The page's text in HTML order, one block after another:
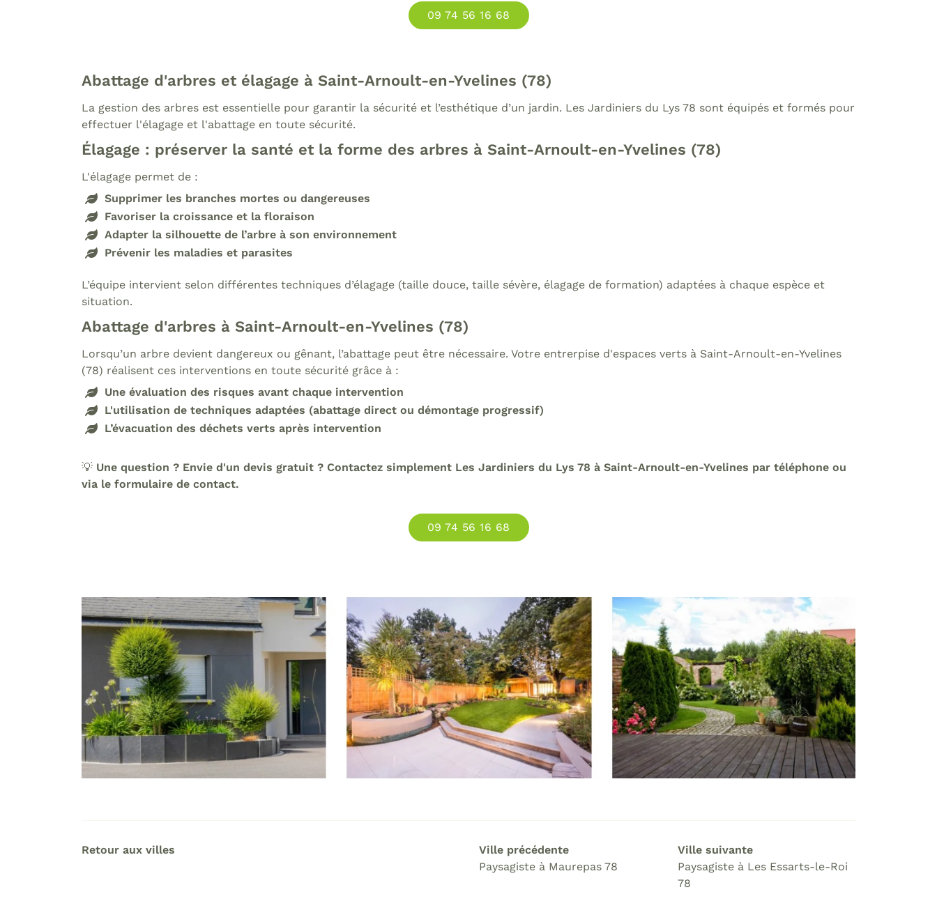
09 74 56 16 68
Abattage d'arbres et élagage à Saint-Arnoult-en-Yvelines (78)
La gestion des arbres est essentielle pour garantir la sécurité et l’esthétique d’un jardin. Les Jardiniers du Lys 78 sont équipés et formés pour
effectuer l'élagage et l'abattage en toute sécurité.
Élagage : préserver la santé et la forme des arbres à Saint-Arnoult-en-Yvelines (78)
L'élagage permet de :
Supprimer les branches mortes ou dangereuses
Favoriser la croissance et la floraison
Adapter la silhouette de l’arbre à son environnement
Prévenir les maladies et parasites
L’équipe intervient selon différentes techniques d’élagage (taille douce, taille sévère, élagage de formation) adaptées à chaque espèce et
situation.
Abattage d'arbres à Saint-Arnoult-en-Yvelines (78)
Lorsqu’un arbre devient dangereux ou gênant, l’abattage peut être nécessaire. Votre entrerpise d'espaces verts à Saint-Arnoult-en-Yvelines
(78) réalisent ces interventions en toute sécurité grâce à :
Une évaluation des risques avant chaque intervention
L'utilisation de techniques adaptées (abattage direct ou démontage progressif)
L’évacuation des déchets verts après intervention
💡 Une question ? Envie d'un devis gratuit ? Contactez simplement Les Jardiniers du Lys 78 à Saint-Arnoult-en-Yvelines par téléphone ou
via le formulaire de contact.
09 74 56 16 68
Retour aux villes
Ville précédente
Paysagiste à Maurepas 78
Ville suivante
Paysagiste à Les Essarts-le-Roi
78